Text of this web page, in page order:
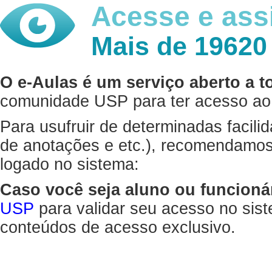
Acesse e
Mais de
O e-Aulas é um serviço aberto a
comunidade USP para ter acesso
Para usufruir de determinadas
de anotações e etc.),
logado no sistema:
Caso você seja aluno ou
USP para validar seu acesso no
conteúdos de acesso exclusivo.